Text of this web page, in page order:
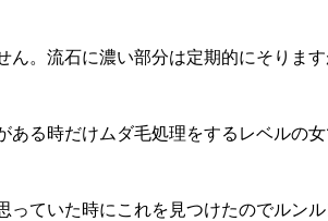
ん。流石に濃い部分は定期的にそりま
ある時だけムダ毛処理をするレベルの
っていた時にこれを見つけたのでルン